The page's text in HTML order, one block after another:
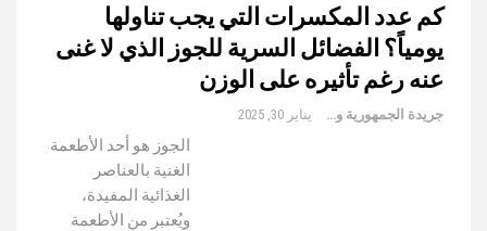
كم عدد المكسرات التي يجب تناولها
يومياً؟ الفضائل السرية للجوز الذي لا غنى
عنه رغم تأثيره على الوزن
جريدة الجمهورية والعالم يناير 30, 2025
الجوز هو أحد الأطعمة
الغنية بالعناصر
الغذائية المفيدة،
ويُعتبر من الأطعمة